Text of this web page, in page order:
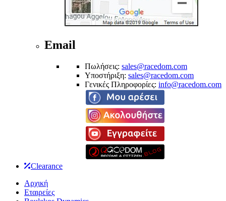
Email
Πωλήσεις: sales@racedom.com
Υποστήριξη: sales@racedom.com
Γενικές Πληροφορίες: info@racedom.com
Clearance
Αρχική
Εταιρείες